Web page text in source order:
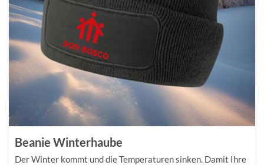
Beanie Winterhaube
Der Winter kommt und die Temperaturen sinken. Damit Ihre